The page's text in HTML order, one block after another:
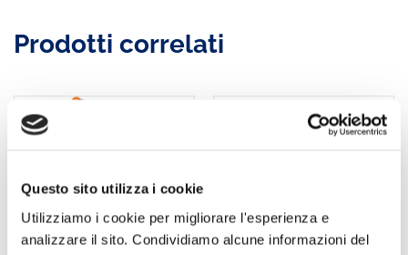
Questo sito utilizza i cookie
Utilizziamo i cookie per migliorare l'esperienza e
analizzare il sito. Condividiamo alcune informazioni del
Prodotti correlati
Peregrine 8,
Scarpe Trail